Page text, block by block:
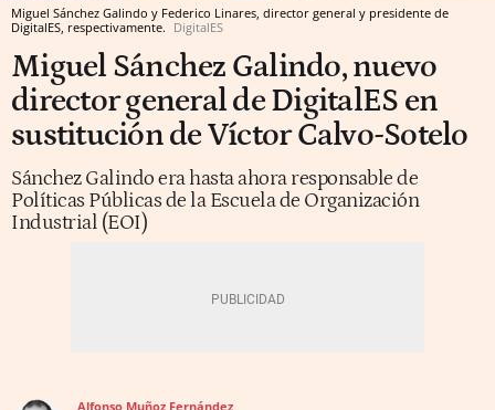
Miguel Sánchez Galindo y Federico Linares, director general y presidente de
DigitalES, respectivamente. DigitalES
Miguel Sánchez Galindo, nuevo
director general de DigitalES en
sustitución de Víctor Calvo-Sotelo
Sánchez Galindo era hasta ahora responsable de
Políticas Públicas de la Escuela de Organización
Industrial (EOI)
Alfonso Muñoz Fernández